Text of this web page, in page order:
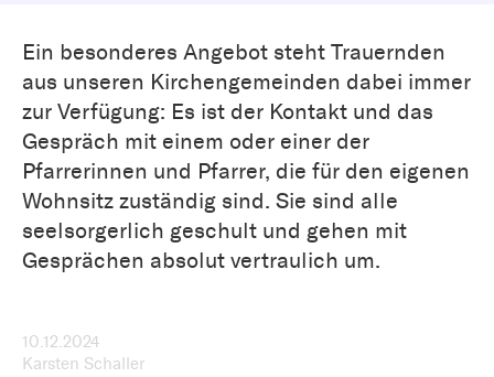
Ein besonderes Angebot steht Trauernden
aus unseren Kirchengemeinden dabei immer
zur Verfügung: Es ist der Kontakt und das
Gespräch mit einem oder einer der
Pfarrerinnen und Pfarrer, die für den eigenen
Wohnsitz zuständig sind. Sie sind alle
seelsorgerlich geschult und gehen mit
Gesprächen absolut vertraulich um.
10.12.2024
Karsten Schaller